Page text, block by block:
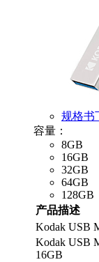
规格书
容量：
8GB
16GB
32GB
64GB
128GB
产品描述
Kodak USB
Kodak USB
16GB